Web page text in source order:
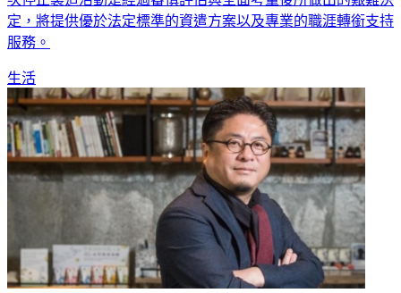
定，將提供優於法定標準的資遣方案以及專業的職涯轉銜支持
服務。
生活